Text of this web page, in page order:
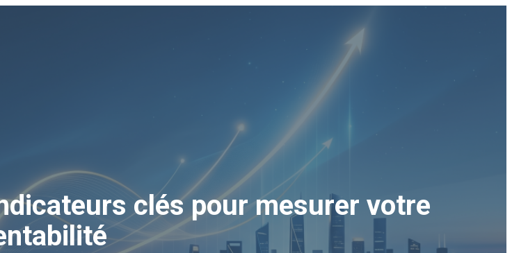
clés pour mesurer votre